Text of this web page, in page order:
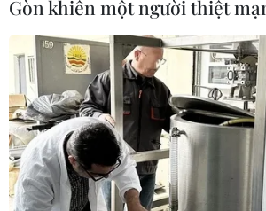
Gòn khiến một người thiệt